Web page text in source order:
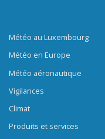
Météo au Luxembourg
Météo en Europe
Météo aéronautique
Vigilances
Climat
Produits et services